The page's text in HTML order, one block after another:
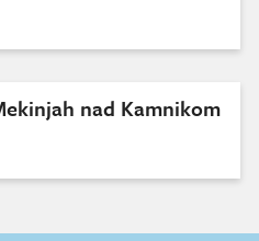
nad Kamnikom